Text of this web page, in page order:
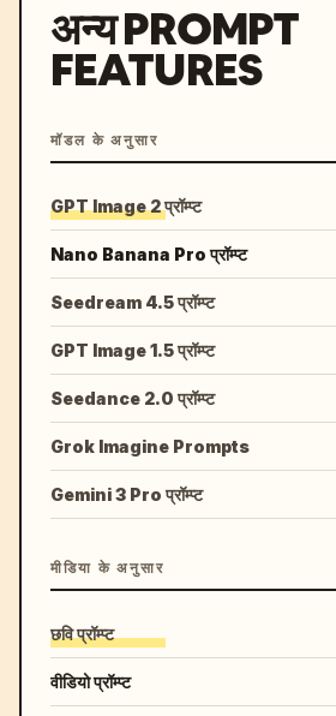
अन्य PROMPT
FEATURES
मॉडल के अनुसार
GPT Image 2 प्रॉम्प्ट
Nano Banana Pro प्रॉम्प्ट
Seedream 4.5 प्रॉम्प्ट
GPT Image 1.5 प्रॉम्प्ट
Seedance 2.0 प्रॉम्प्ट
Grok Imagine Prompts
Gemini 3 Pro प्रॉम्प्ट
मीडिया के अनुसार
छवि प्रॉम्प्ट
वीडियो प्रॉम्प्ट